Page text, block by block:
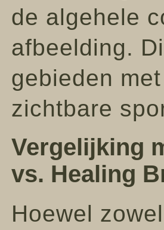
de algehele
afbeelding.
gebieden
zichtbare
Vergelijking
vs. Healing
Hoewel